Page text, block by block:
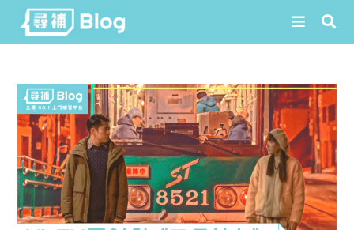
content